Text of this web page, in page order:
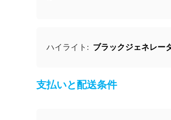
ハイライト: ブラックジェネレー
支払いと配送条件